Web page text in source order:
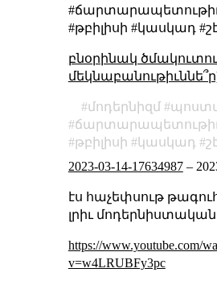
#թբիլիսի #կասկադ
բնօրինակ
մոդերնիզմ
թբիլիսի
կասկադ
2023-03-14-17634987–
էս հաչեփսութ
լրիւ մոդերնիստական
https://www.youtube.com/
v=w4LRUBFy3pc